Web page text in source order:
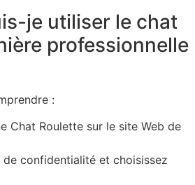
je utiliser le chat
professionnelle
:
Chat Roulette sur le site Web de
confidentialité et choisissez